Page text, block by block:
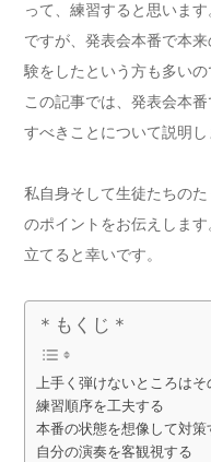
って、練習すると思います
ですが、発表会本番で本
験をしたという方も多い
この記事では、発表会本
すべきことについて説明し
私自身そして生徒たちの
のポイントをお伝えしま
立てると幸いです。
＊もくじ＊
上手く弾けないところは
練習順序を工夫する
本番の状態を想像して対策
自分の演奏を客観視する